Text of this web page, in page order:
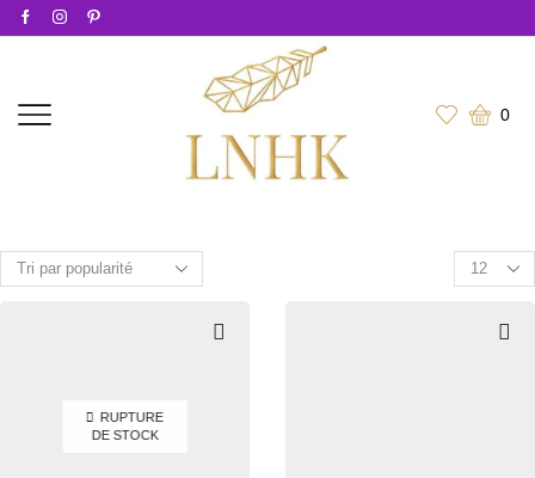
0
Products
per
RUPTURE
DE STOCK